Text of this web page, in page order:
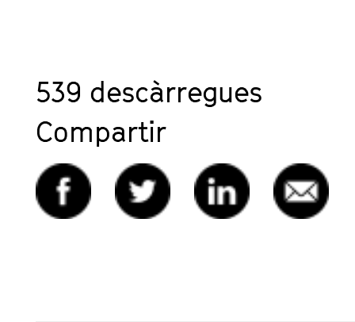
539 descàrregues
Compartir